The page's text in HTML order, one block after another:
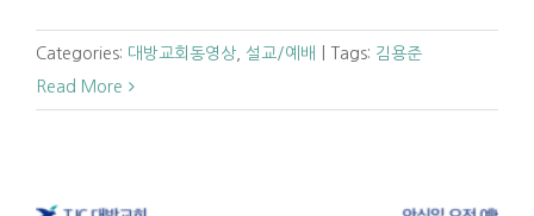
Categories: 대방교회동영상 설교/예배 Tags: 김용준
Read More